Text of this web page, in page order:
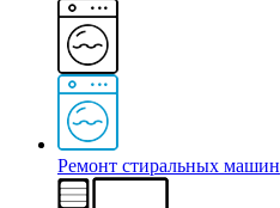
Ремонт стиральных машин